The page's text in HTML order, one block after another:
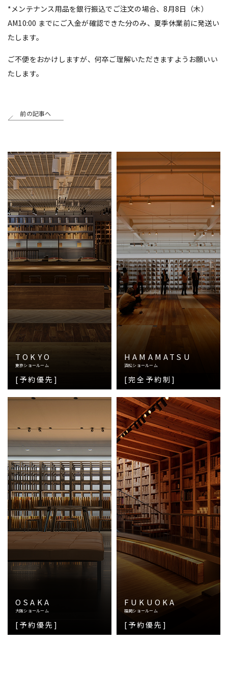
*メンテナンス用品を銀行振込でご注文の場合、8月8日（木）
AM10:00 までにご入金が確認できた分のみ、夏季休業前に発送い
たします。
ご不便をおかけしますが、何卒ご理解いただきますようお願いい
たします。
前の記事へ
TOKYO
東京ショールーム
[予約優先]
HAMAMATSU
浜松ショールーム
[完全予約制]
OSAKA
大阪ショールーム
[予約優先]
FUKUOKA
福岡ショールーム
[予約優先]